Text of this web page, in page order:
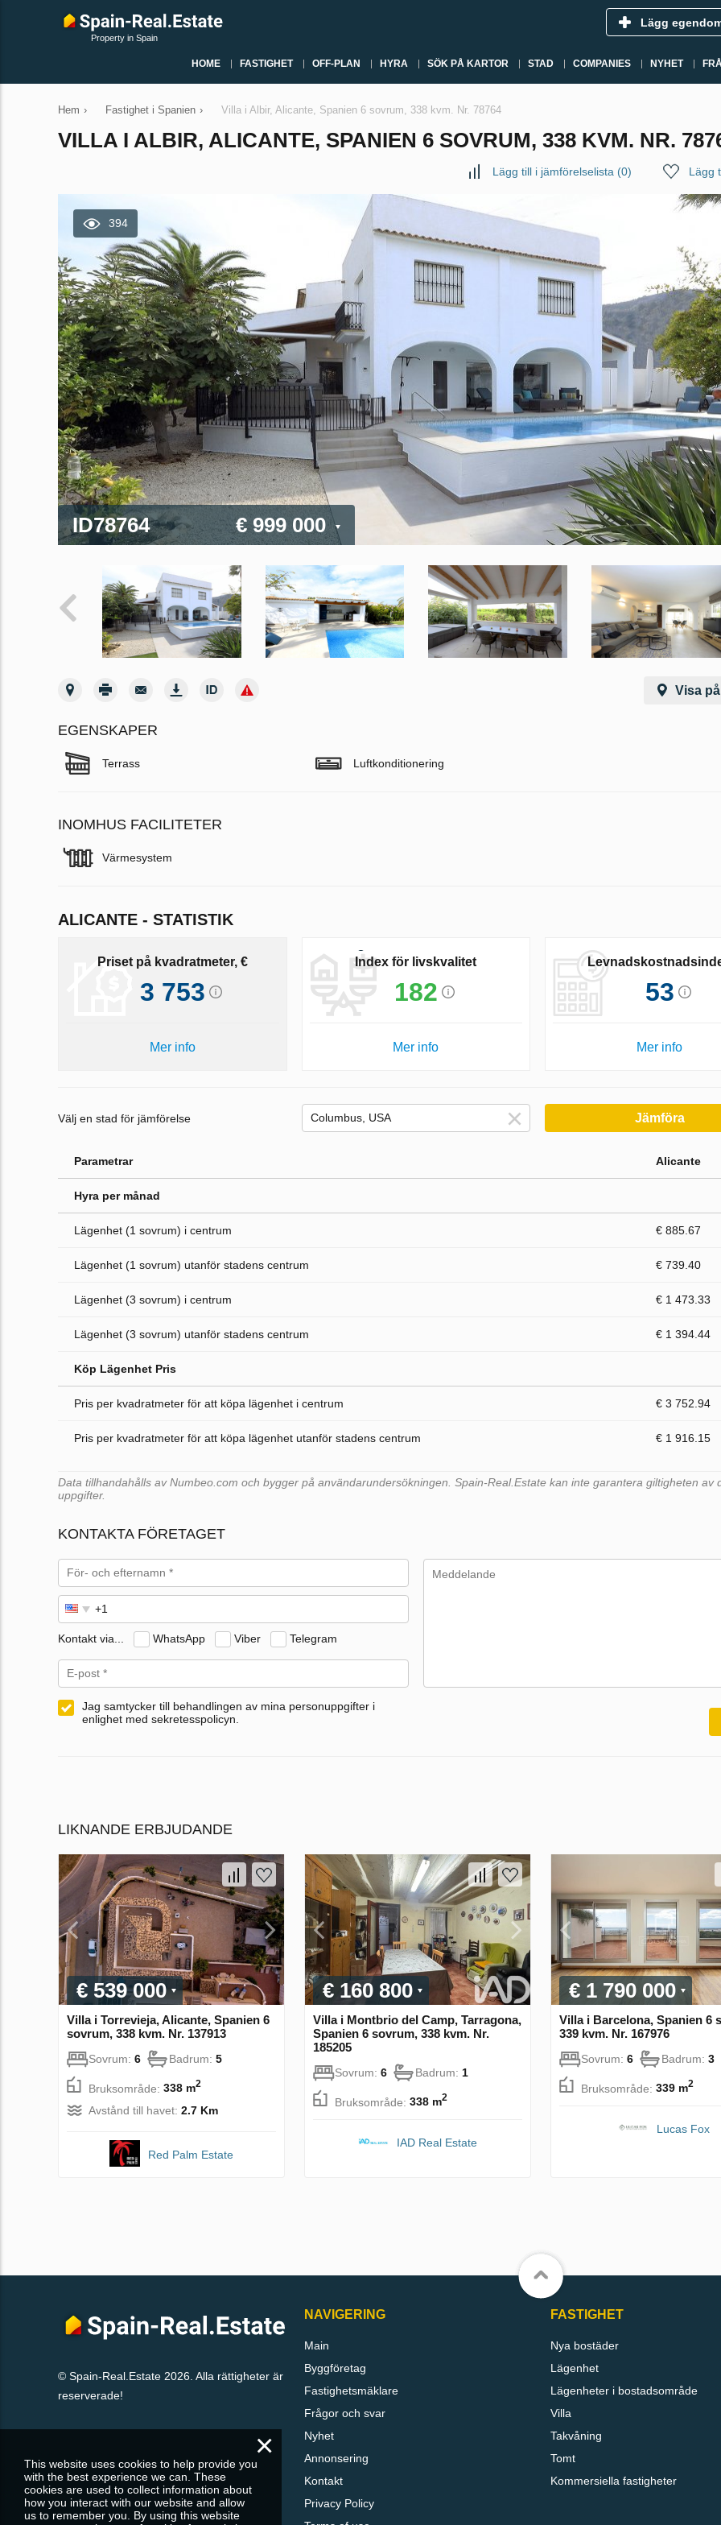
Property in Spain
Lägg
HOME FASTIGHET OFF-PLAN HYRA SÖK PÅ KARTOR STAD COMPANIES NYHET
Hem › Fastighet i Spanien › Villa i Albir, Alicante, Spanien 6 sovrum, 338 kvm. Nr. 78764
VILLA I ALBIR, ALICANTE, SPANIEN 6 SOVRUM, 338 KVM. NR.
Lägg till i jämförelselista (0) Lägg
394
ID78764 € 999 000
Visa
EGENSKAPER
Terrass Luftkonditionering
INOMHUS FACILITETER
Värmesystem
ALICANTE - STATISTIK
Priset på kvadratmeter, €
3 753
Mer info
Index för livskvalitet
182
Mer info
53
Mer info
Välj en stad för jämförelse Jämföra
Parametrar Alicante
Hyra per månad
Lägenhet (1 sovrum) i centrum € 885.67
Lägenhet (1 sovrum) utanför stadens centrum € 739.40
Lägenhet (3 sovrum) i centrum € 1 473.33
Lägenhet (3 sovrum) utanför stadens centrum € 1 394.44
Köp Lägenhet Pris
Pris per kvadratmeter för att köpa lägenhet i centrum € 3 752.94
Pris per kvadratmeter för att köpa lägenhet utanför stadens centrum € 1 916.15
Data tillhandahålls av Numbeo.com och bygger på användarundersökningen. Spain-Real.Estate kan inte garantera giltigheten av
uppgifter.
KONTAKTA FÖRETAGET
Kontakt via... WhatsApp Viber Telegram
Jag samtycker till behandlingen av mina personuppgifter i
enlighet med sekretesspolicyn.
LIKNANDE ERBJUDANDE
€ 539 000
Villa i Torrevieja, Alicante, Spanien 6
sovrum, 338 kvm. Nr. 137913
Sovrum: 6 Badrum: 5
Bruksområde: 338 m2
Avstånd till havet: 2.7 Km
Red Palm Estate
€ 160 800
Villa i Montbrio del Camp, Tarragona,
Spanien 6 sovrum, 338 kvm. Nr.
185205
Sovrum: 6 Badrum: 1
Bruksområde: 338 m2
IAD Real Estate
€ 1 790 000
Villa i Barcelona, Spanien 6
339 kvm. Nr. 167976
Sovrum: 6 Badrum: 3
Bruksområde: 339 m2
Lucas Fox
© Spain-Real.Estate 2026. Alla rättigheter är
reserverade!
NAVIGERING
Main
Byggföretag
Fastighetsmäklare
Frågor och svar
Nyhet
Annonsering
Kontakt
Privacy Policy
FASTIGHET
Nya bostäder
Lägenhet
Lägenheter i bostadsområde
Villa
Takvåning
Tomt
Kommersiella fastigheter
×
This website uses cookies to help provide you
with the best experience we can. These
cookies are used to collect information about
how you interact with our website and allow
us to remember you. By using this website